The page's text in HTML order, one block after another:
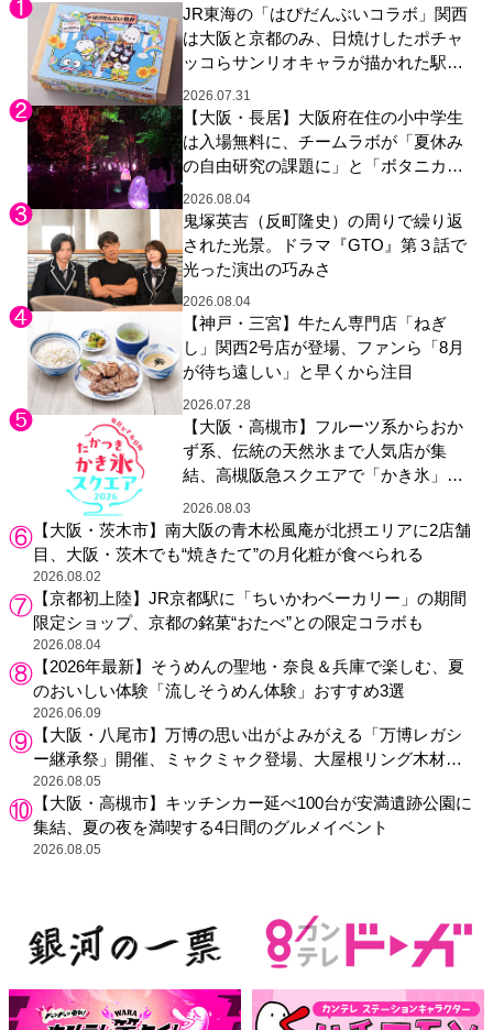
JR東海の「はぴだんぶいコラボ」関西
は大阪と京都のみ、日焼けしたポチャ
ッコらサンリオキャラが描かれた駅弁
やグッズが登場
2026.07.31
【大阪・長居】大阪府在住の小中学生
は入場無料に、チームラボが「夏休み
の自由研究の課題に」と「ボタニカル
ガーデン 大阪」へ招待
2026.08.04
鬼塚英吉（反町隆史）の周りで繰り返
された光景。ドラマ『GTO』第３話で
光った演出の巧みさ
2026.08.04
【神戸・三宮】牛たん専門店「ねぎ
し」関西2号店が登場、ファンら「8月
が待ち遠しい」と早くから注目
2026.07.28
【大阪・高槻市】フルーツ系からおか
ず系、伝統の天然氷まで人気店が集
結、高槻阪急スクエアで「かき氷」祭
り
2026.08.03
【大阪・茨木市】南大阪の青木松風庵が北摂エリアに2店舗
目、大阪・茨木でも“焼きたて”の月化粧が食べられる
2026.08.02
【京都初上陸】JR京都駅に「ちいかわベーカリー」の期間
限定ショップ、京都の銘菓“おたべ”との限定コラボも
2026.08.04
【2026年最新】そうめんの聖地・奈良＆兵庫で楽しむ、夏
のおいしい体験「流しそうめん体験」おすすめ3選
2026.06.09
【大阪・八尾市】万博の思い出がよみがえる「万博レガシ
ー継承祭」開催、ミャクミャク登場、大屋根リング木材展
示も
2026.08.05
【大阪・高槻市】キッチンカー延べ100台が安満遺跡公園に
集結、夏の夜を満喫する4日間のグルメイベント
2026.08.05